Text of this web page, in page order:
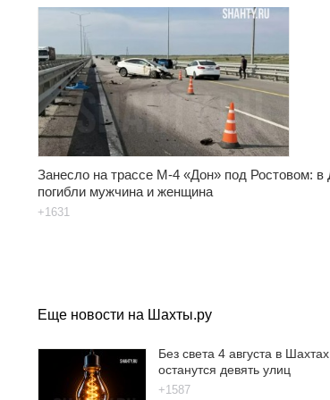
Занесло на трассе М-4 «Дон» под Ростовом: в
погибли мужчина и женщина
+1631
Еще новости на Шахты.ру
Без света 4 августа в Шахтах
останутся девять улиц
+1587